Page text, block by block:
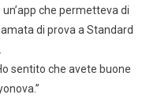
che permetteva di
di prova a Standard
sentito che avete buone